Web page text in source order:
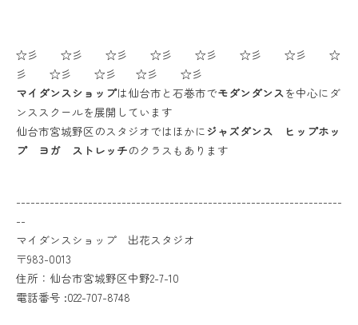
☆彡 ☆彡 ☆彡 ☆彡 ☆彡 ☆彡 ☆彡 ☆
彡 ☆彡 ☆彡 ☆彡 ☆彡
マイダンスショップは仙台市と石巻市でモダンダンスを中心にダ
ンススクールを展開しています
仙台市宮城野区のスタジオではほかに ジャズダンス ヒップホッ
プ ヨガ ストレッチのクラスもあります
--------------------------------------------------------------------
--
マイダンスショップ 出花スタジオ
〒983-0013
住所：仙台市宮城野区中野2-7-10
電話番号 :022-707-8748